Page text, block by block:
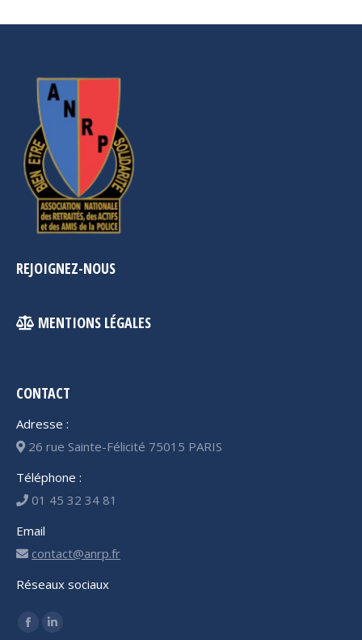
REJOIGNEZ-NOUS
MENTIONS LÉGALES
CONTACT
Adresse :
26 rue Sainte-Félicité 75015 PARIS
Téléphone :
01 45 32 34 81
Email
contact@anrp.fr
Réseaux sociaux
Trouvez nous sur :
Facebook
LinkedIn